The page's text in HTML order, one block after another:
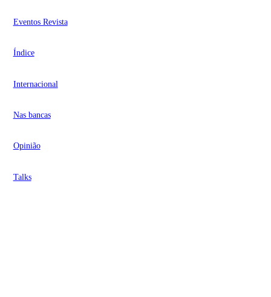
Eventos Revista
Índice
Internacional
Nas bancas
Opinião
Talks